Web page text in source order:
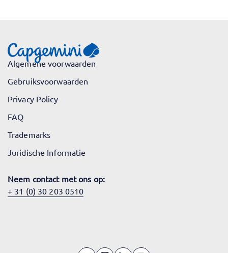
Algemene voorwaarden
Gebruiksvoorwaarden
Privacy Policy
FAQ
Trademarks
Juridische Informatie
Neem contact met ons op:
+ 31 (0) 30 203 0510